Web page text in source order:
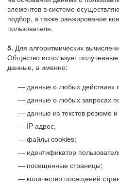
элементов в системе
подбор, а также ранжирование
пользователя.
5. Для алгоритмических
Общество использует
данные, а именно:
данные о любых действиях
данные о любых запросах
данные из текстов резюме и
IP адрес;
файлы cookies;
идентификатор
посещенные страницы;
количество посещений